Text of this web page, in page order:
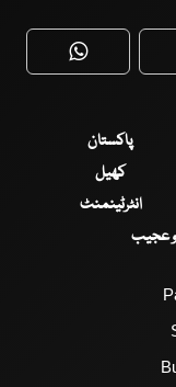
WhatsApp
پاکستان
کھیل
انٹرٹینمنٹ
عجیب